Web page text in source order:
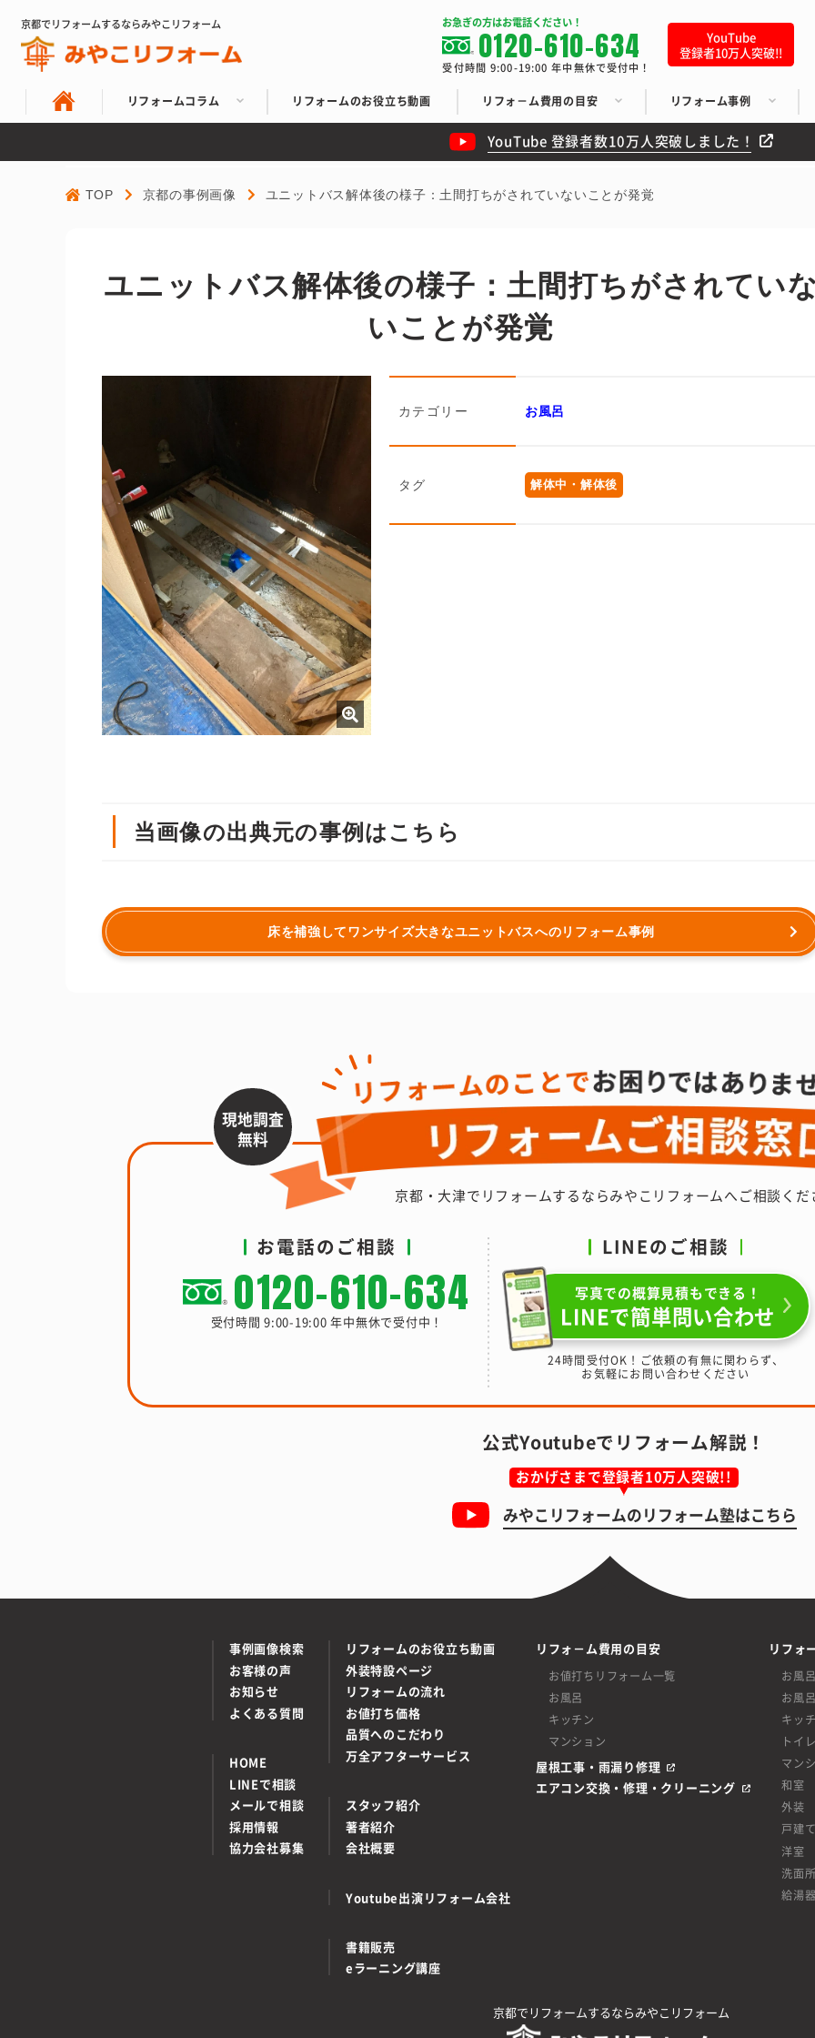
京都でリフォームするならみやこリフォーム お急ぎの方はお電話ください！
0120-610-634
受付時間 9:00-19:00 年中無休で受付中！
YouTube
登録者10万人突破!!
リフォームコラム リフォームのお役立ち動画 リフォ－ム費用の目安 リフォーム事例
YouTube 登録者数10万人突破しました！
TOP 京都の事例画像 ユニットバス解体後の様子：土間打ちがされていないことが発覚
ユニットバス解体後の様子：土間打ちがされてい
いことが発覚
カテゴリー お風呂
タグ 解体中・解体後
当画像の出典元の事例はこちら
床を補強してワンサイズ大きなユニットバスへのリフォーム事例
現地調査
無料
京都・大津でリフォームするならみやこリフォームへご相談くだ
お電話のご相談
0120-610-634
受付時間 9:00-19:00 年中無休で受付中！
LINEのご相談
写真での概算見積もできる！
LINEで簡単問い合わせ
24時間受付OK！ご依頼の有無に関わらず、
お気軽にお問い合わせください
公式Youtubeでリフォーム解説！
おかげさまで登録者10万人突破!!
みやこリフォームのリフォーム塾はこちら
事例画像検索
お客様の声
お知らせ
よくある質問
HOME
LINEで相談
メールで相談
採用情報
協力会社募集
リフォームのお役立ち動画
外装特設ページ
リフォームの流れ
お値打ち価格
品質へのこだわり
万全アフターサービス
スタッフ紹介
著者紹介
会社概要
Youtube出演リフォーム会社
書籍販売
eラーニング講座
リフォ－ム費用の目安
お値打ちリフォーム一覧
お風呂
キッチン
マンション
屋根工事・雨漏り修理
エアコン交換・修理・クリーニング
リフォ
お風
お風
キッ
トイ
マン
和室
外装
戸建
洋室
洗面
給湯
京都でリフォームするならみやこリフォーム